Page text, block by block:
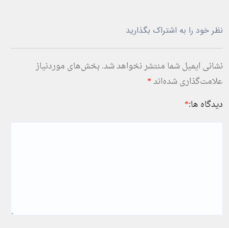
نظر خود را به اشتراک بگذارید
نشانی ایمیل شما منتشر نخواهد شد. بخش‌های موردنیاز
علامت‌گذاری شده‌اند*
دیدگاه ها:*